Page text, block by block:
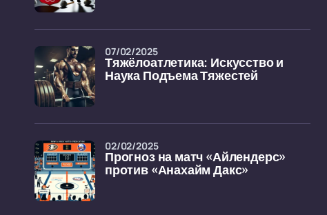
Тяжёлоатлетика: Искусство и
Наука Подъема Тяжестей
07/02/2025
Прогноз на матч «Айлендерс»
против «Анахайм Дакс»
02/02/2025